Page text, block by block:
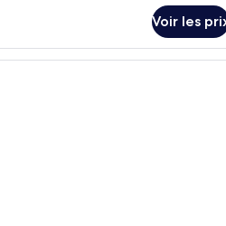
Voir les
Une chambre d’hôtel